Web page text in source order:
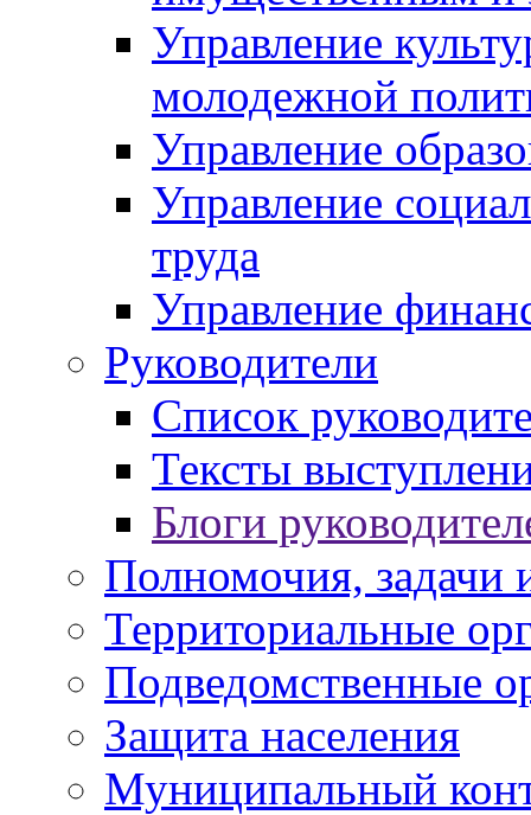
Управление
молодежной
Управление
Управление
труда
Управление
Руководители
Список
Тексты
Блоги
Полномочия, задачи
Территориальные
Подведомственные
Защита населения
Муниципальный